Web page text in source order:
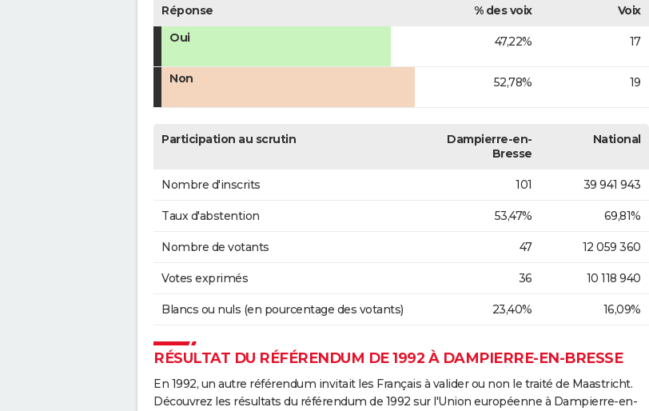
Réponse % des voix
Voix
Oui
47,22% 17
Non 52,78% 19
Participation au scrutin
Dampierre-en-
Bresse
National
Nombre d'inscrits 101 39 941 943
Taux d'abstention 53,47% 69,81%
Nombre de votants 47 12 059 360
Votes exprimés 36 10 118 940
Blancs ou nuls (en pourcentage des votants) 23,40% 16,09%
RÉSULTAT DU RÉFÉRENDUM DE 1992 À DAMPIERRE-EN-BRESSE
En 1992, un autre référendum invitait les Français à valider ou non le traité de Maastricht.
Découvrez les résultats du référendum de 1992 sur l'Union européenne à Dampierre-en-